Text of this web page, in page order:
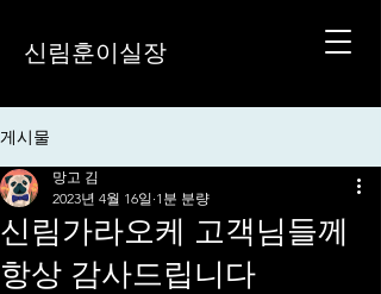
신림훈이실장
게시물
신림가라오케 고객님들께
항상 감사드립니다
망고 김
2023년 4월 16일 1분 분량